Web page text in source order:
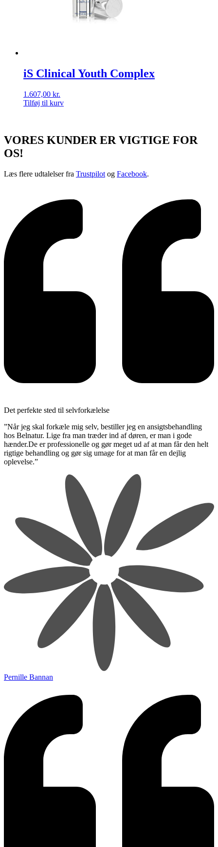
iS Clinical Youth Complex
1.607,00 kr.
Tilføj til kurv
VORES KUNDER ER VIGTIGE FOR
OS!
Læs flere udtalelser fra Trustpilot og Facebook.
Det perfekte sted til selvforkælelse
”Når jeg skal forkæle mig selv, bestiller jeg en ansigtsbehandling
hos Belnatur. Lige fra man træder ind af døren, er man i gode
hænder.De er professionelle og gør meget ud af at man får den helt
rigtige behandling og gør sig umage for at man får en dejlig
oplevelse.”
Pernille Bannan